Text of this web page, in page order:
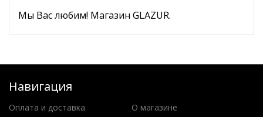
Мы Вас любим! Магазин GLAZUR.
Навигация
Оплата и доставка
О магазине